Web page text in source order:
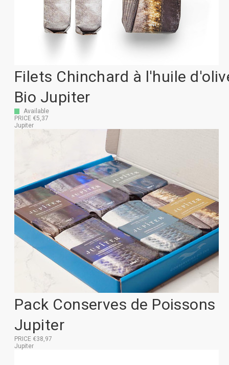
Filets Chinchard à l'huile
Bio Jupiter
Available
PRICE €5,37
Jupiter
Pack Conserves de Poissons
Jupiter
PRICE €38,97
Jupiter